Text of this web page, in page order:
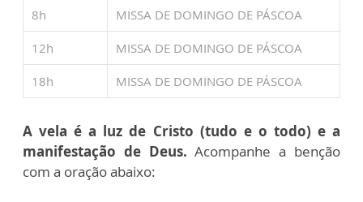
8h MISSA DE DOMINGO DE PÁSCOA
12h MISSA DE DOMINGO DE PÁSCOA
18h MISSA DE DOMINGO DE PÁSCOA
A vela é a luz de Cristo (tudo e o todo) e a
manifestação de Deus.Acompanhe a benção
com a oração abaixo: